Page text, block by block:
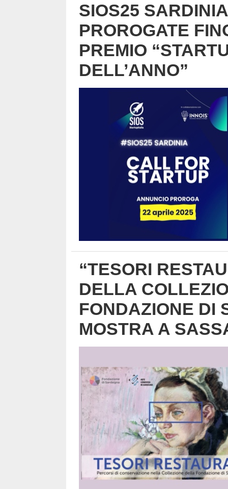
SIOS25
PROROGATE
PREMIO
DELL’ANNO”
“TESORI
DELLA
FONDAZIONE DI
MOSTRA A